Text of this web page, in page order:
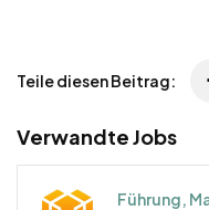
Teile diesen Beitrag:
Verwandte Jobs
Führung,